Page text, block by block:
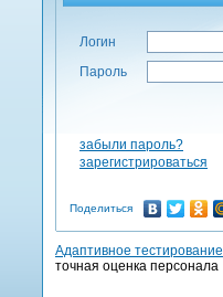
Логин
Пароль
забыли пароль?
зарегистрироваться
Поделиться
Адаптивное тестирование
точная оценка персонала